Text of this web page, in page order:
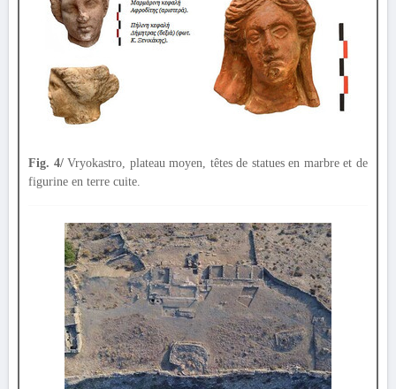
Fig. 4/Vryokastro, plateau moyen, têtes de statues en marbre et de
figurine en terre cuite.